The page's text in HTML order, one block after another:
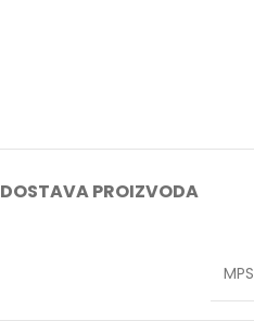
DOSTAVA PROIZVODA
MPS